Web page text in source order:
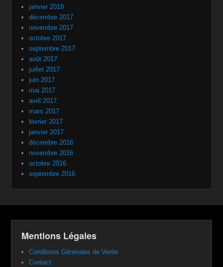
janvier 2018
décembre 2017
novembre 2017
octobre 2017
septembre 2017
août 2017
juillet 2017
juin 2017
mai 2017
avril 2017
mars 2017
février 2017
janvier 2017
décembre 2016
novembre 2016
octobre 2016
septembre 2016
Mentions Légales
Conditions Générales de Vente
Contact